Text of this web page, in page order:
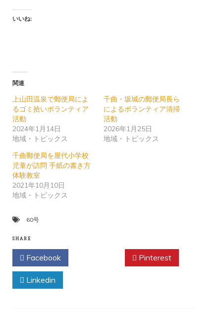
いいね:
関連
上山田温泉で郵便局によ
るゴミ拾いボランティア
活動
2024年1月14日
地域・トピックス
千曲・坂城の郵便局長ら
によるボランティア清掃
活動
2026年1月25日
地域・トピックス
千曲郵便局を屋代小学校
児童が訪問 手紙の書き方
体験教室
2021年10月10日
地域・トピックス
60号
SHARE
Facebook Pinterest
Linkedin